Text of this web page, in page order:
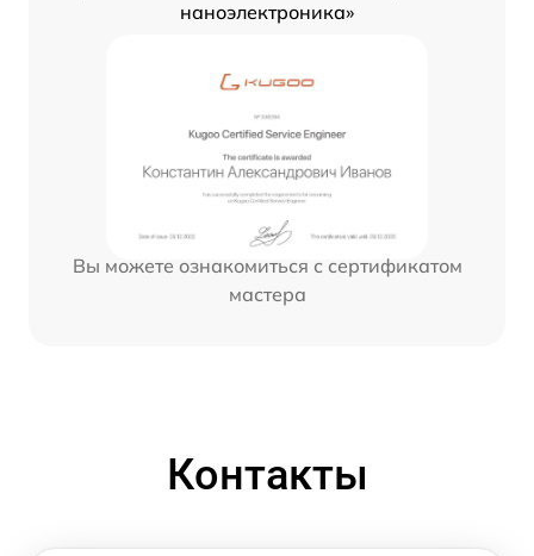
наноэлектроника»
Вы можете ознакомиться с сертификатом
мастера
Контакты